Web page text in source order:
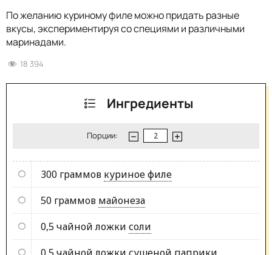
По желанию куриному филе можно придать разные
вкусы, экспериментируя со специями и различными
маринадами.
18 394
Ингредиенты
Порции:
300 граммов куриное филе
50 граммов майонеза
0,5 чайной ложки соли